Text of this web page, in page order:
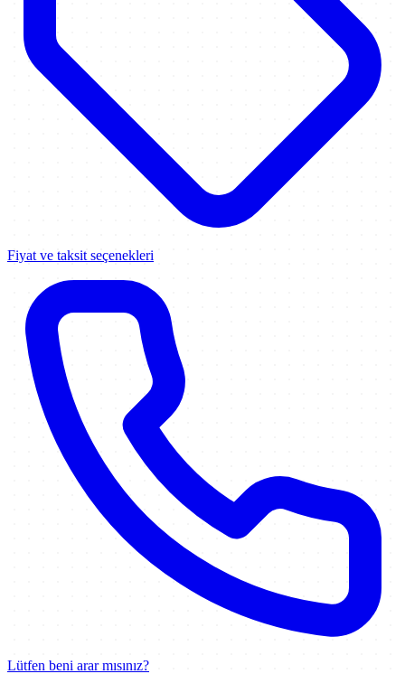
Fiyat ve taksit seçenekleri
Lütfen beni arar mısınız?